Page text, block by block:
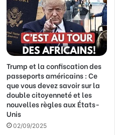
Trump et la confiscation des
passeports américains : Ce
que vous devez savoir sur la
double citoyenneté et les
nouvelles règles aux États-
Unis
02/09/2025